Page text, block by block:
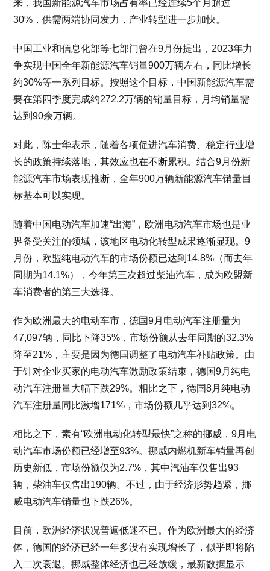
来，我国新能源汽车市场占有率已经连续5个月超过
30%，供需两端协同发力，产业转型进一步加快。
中国工业和信息化部等七部门曾在9月份提出，2023年力
争实现中国全年新能源汽车销量900万辆左右，同比增长
约30%等一系列目标。按照这个目标，中国新能源汽车需
要在第四季度完成约272.2万辆的销量目标，月均销量需
达到90余万辆。
对此，陈士华表示，随着各项促进汽车消费、稳定行业增
长的政策持续落地，其效应也在不断累积。结合9月份新
能源汽车市场表现推断，全年900万辆新能源汽车销量目
标基本可以实现。
随着中国电动汽车加速“出海”，欧洲电动汽车市场也是业
界备受关注的领域，该地区电动化转型成果逐渐显现。9
月份，欧盟纯电动汽车的市场份额已达到14.8%（而去年
同期为14.1%），今年第三次超过柴油汽车，成为欧盟新
车消费者的第三大选择。
作为欧洲最大的电动车市，德国9月电动汽车注册量为
47,097辆，同比下降35%，市场份额从去年同期的32.3%
降至21%，主要是因为德国调整了电动汽车补贴政策。由
于针对企业买家的电动汽车激励政策结束，德国9月纯电
动汽车注册量大幅下跌29%。相比之下，德国8月纯电动
汽车注册量同比激增171%，市场份额几乎达到32%。
相比之下，素有“欧洲电动化转型最快”之称的挪威，9月电
动汽车市场份额已经增至93%。挪威内燃机新车销量再创
历史新低，市场份额仅为2.7%，其中汽油车仅售出93
辆，柴油车仅售出190辆。不过，由于经济形势趋紧，挪
威电动汽车销量也下跌26%。
目前，欧洲经济状况普遍低迷不已。作为欧洲最大的经济
体，德国的经济已经一年多没有实现增长了，似乎即将陷
入二次衰退。挪威整体经济也已经放缓，最新数据显示